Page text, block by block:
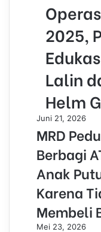
2025,
Lalin
Helm
Juni 21, 2026
MRD
Berbagi
Anak
Karena
Membeli
Mei 23, 2026